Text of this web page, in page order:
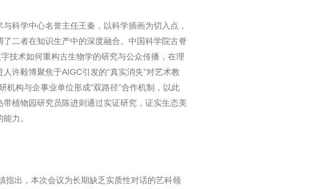
学中心名誉主任王秦，以科学插画为切入点，
二者在知识生产中的深度融合。中国科学院古脊
技术如何重构古生物学的研究与公众传播，在理
许毅博聚焦于AIGC引发的“真实消失”对艺术教
机构与企事业单位形成“双路径”合作机制，以此
植物园研究员陈进则通过实证研究，证实生态美
力。
出，本次会议为长期缺乏实质性对话的艺科领